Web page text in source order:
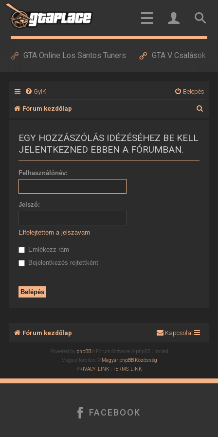
GTA Online Los Santos Tuners GTA V Csalások
GyIK Belépés
Fórum kezdőlap
EGY HOZZÁSZÓLÁS IDÉZÉSÉHEZ BE KELL
JELENTKEZNED EBBEN A FÓRUMBAN.
Felhasználónév:
Jelszó:
Elfelejtettem a jelszavam
Emlékezz rám
Bejelentkezés rejtettként
Fórum kezdőlap Kapcsolat
Powered by phpBB® Forum Software © phpBB Limited
Magyar fordítás © Magyar phpBB Közösség
PRIVACY_LINK |TERMS_LINK
FACEBOOK